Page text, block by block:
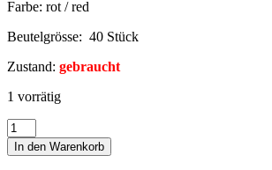
Farbe: rot / red
Beutelgrösse: 40 Stück
Zustand: gebraucht
1 vorrätig
In den Warenkorb